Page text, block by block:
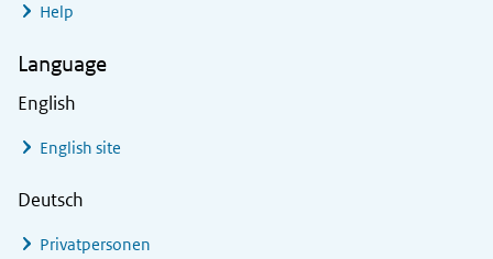
Help
Language
English
English site
Deutsch
Privatpersonen